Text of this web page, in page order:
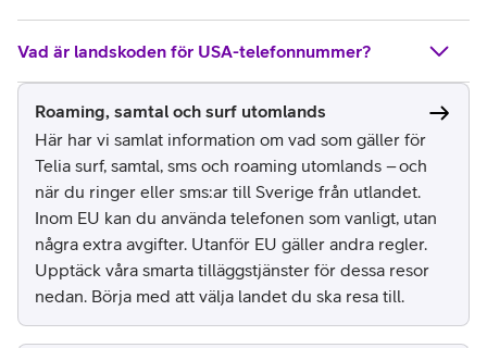
Vad är landskoden för USA-telefonnummer?
Roaming, samtal och surf utomlands
Här har vi samlat information om vad som gäller för
Telia surf, samtal, sms och roaming utomlands – och
när du ringer eller sms:ar till Sverige från utlandet.
Inom EU kan du använda telefonen som vanligt, utan
några extra avgifter. Utanför EU gäller andra regler.
Upptäck våra smarta tilläggstjänster för dessa resor
nedan. Börja med att välja landet du ska resa till.